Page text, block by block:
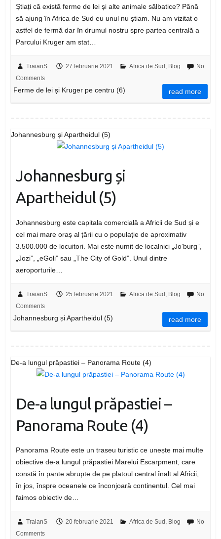
Știați că există ferme de lei și alte animale sălbatice? Până
să ajung în Africa de Sud eu unul nu știam. Nu am vizitat o
astfel de fermă dar în drumul nostru spre partea centrală a
Parcului Kruger am stat…
TraianS 27 februarie 2021 Africa de Sud , Blog
No
Comments
Ferme de lei și Kruger pe centru (6) read more
Johannesburg și Apartheidul (5)
Johannesburg și
Apartheidul (5)
Johannesburg este capitala comercială a Africii de Sud și e
cel mai mare oraș al țării cu o populație de aproximativ
3.500.000 de locuitori. Mai este numit de localnici „Jo’burg”,
„Jozi”, „eGoli” sau „The City of Gold”. Unul dintre
aeroporturile…
TraianS 25 februarie 2021 Africa de Sud Blog
No
Comments
Johannesburg și Apartheidul (5) read more
De-a lungul prăpastiei – Panorama Route (4)
De-a lungul prăpastiei –
Panorama Route (4)
Panorama Route este un traseu turistic ce unește mai multe
obiective de-a lungul prăpastiei Marelui Escarpment, care
constă în pante abrupte de pe platoul central înalt al Africii,
în jos, înspre oceanele ce înconjoară continentul. Cel mai
faimos obiectiv de…
TraianS 20 februarie 2021 Africa de Sud Blog
No
Comments